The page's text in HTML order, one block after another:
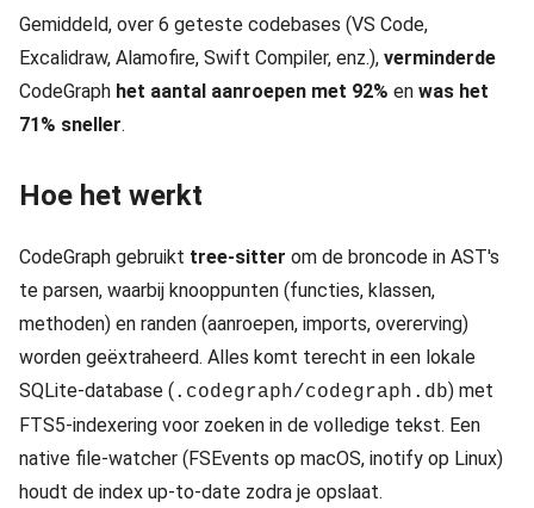
Gemiddeld, over 6 geteste codebases (VS Code,
Excalidraw, Alamofire, Swift Compiler, enz.), verminderde
CodeGraph het aantal aanroepen met 92% en was het
71% sneller.
Hoe het werkt
CodeGraph gebruikt tree-sitter om de broncode in AST's
te parsen, waarbij knooppunten (functies, klassen,
methoden) en randen (aanroepen, imports, overerving)
worden geëxtraheerd. Alles komt terecht in een lokale
SQLite-database (.codegraph/codegraph.db) met
FTS5-indexering voor zoeken in de volledige tekst. Een
native file-watcher (FSEvents op macOS, inotify op Linux)
houdt de index up-to-date zodra je opslaat.